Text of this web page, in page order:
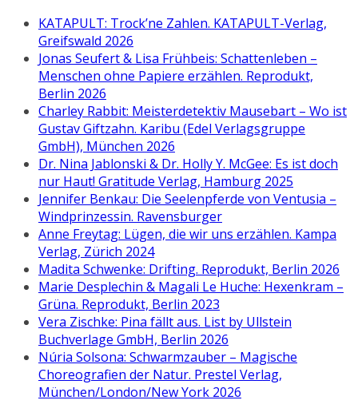
KATAPULT: Trock’ne Zahlen. KATAPULT-Verlag,
Greifswald 2026
Jonas Seufert & Lisa Frühbeis: Schattenleben –
Menschen ohne Papiere erzählen. Reprodukt,
Berlin 2026
Charley Rabbit: Meisterdetektiv Mausebart – Wo ist
Gustav Giftzahn. Karibu (Edel Verlagsgruppe
GmbH), München 2026
Dr. Nina Jablonski & Dr. Holly Y. McGee: Es ist doch
nur Haut! Gratitude Verlag, Hamburg 2025
Jennifer Benkau: Die Seelenpferde von Ventusia –
Windprinzessin. Ravensburger
Anne Freytag: Lügen, die wir uns erzählen. Kampa
Verlag, Zürich 2024
Madita Schwenke: Drifting. Reprodukt, Berlin 2026
Marie Desplechin & Magali Le Huche: Hexenkram –
Grüna. Reprodukt, Berlin 2023
Vera Zischke: Pina fällt aus. List by Ullstein
Buchverlage GmbH, Berlin 2026
Núria Solsona: Schwarmzauber – Magische
Choreografien der Natur. Prestel Verlag,
München/London/New York 2026